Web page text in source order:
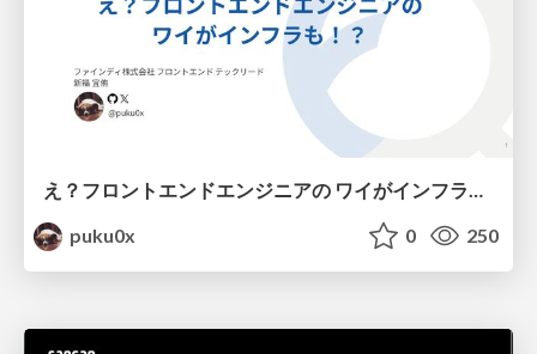
え？フロントエンドエンジニアの ワイがインフラも！？
puku0x
0 250